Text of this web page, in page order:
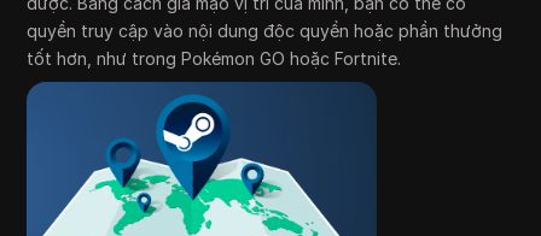
quyền truy cập vào nội dung độc quyền hoặc phần thưởng
tốt hơn, như trong Pokémon GO hoặc Fortnite.